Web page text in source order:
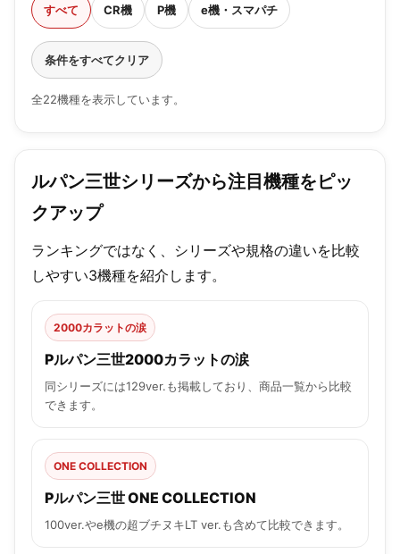
すべて CR機 P機 e機・スマパチ
条件をすべてクリア
全22機種を表示しています。
ルパン三世シリーズから注目機種をピッ
クアップ
ランキングではなく、シリーズや規格の違いを比較
しやすい3機種を紹介します。
2000カラットの涙
Pルパン三世2000カラットの涙
同シリーズには129ver.も掲載しており、商品一覧から比較
できます。
ONE COLLECTION
Pルパン三世 ONE COLLECTION
100ver.やe機の超ブチヌキLT ver.も含めて比較できます。